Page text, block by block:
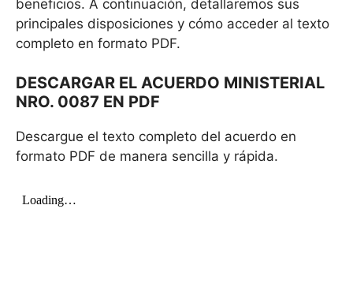
beneficios. A continuación, detallaremos sus
principales disposiciones y cómo acceder al texto
completo en formato PDF.
DESCARGAR EL ACUERDO MINISTERIAL
NRO. 0087 EN PDF
Descargue el texto completo del acuerdo en
formato PDF de manera sencilla y rápida.